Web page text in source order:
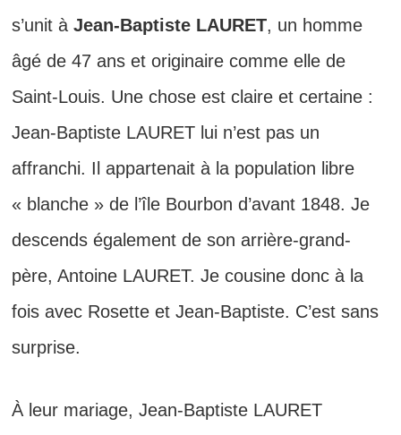
s’unit à Jean-Baptiste LAURET, un homme
âgé de 47 ans et originaire comme elle de
Saint-Louis. Une chose est claire et certaine :
Jean-Baptiste LAURET lui n’est pas un
affranchi. Il appartenait à la population libre
« blanche » de l’île Bourbon d’avant 1848. Je
descends également de son arrière-grand-
père, Antoine LAURET. Je cousine donc à la
fois avec Rosette et Jean-Baptiste. C’est sans
surprise.
À leur mariage, Jean-Baptiste LAURET